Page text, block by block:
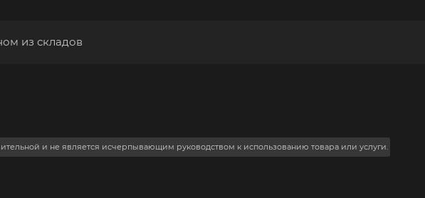
из складов
и не является исчерпывающим руководством к использованию товара или услуги.